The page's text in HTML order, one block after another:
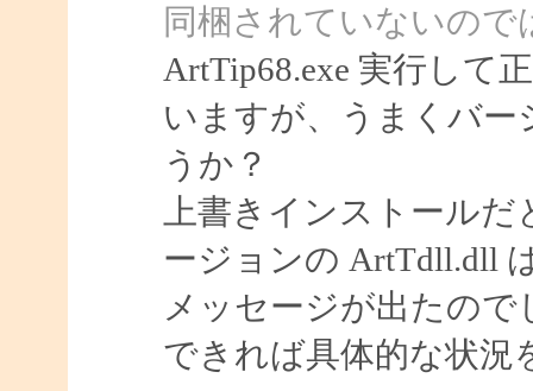
同梱されていないの
ArtTip68.exe 実行して
いますが、うまくバ
うか？
上書きインストール
ージョンの ArtTdll.dll
メッセージが出たので
できれば具体的な状況